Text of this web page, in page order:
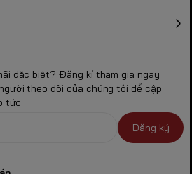
đặc biệt? Đăng kí tham gia ngay
theo dõi của chúng tôi để cập
tức
Đăng ký